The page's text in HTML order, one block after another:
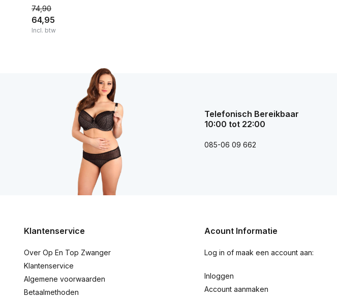
74,90
64,95
Incl. btw
Telefonisch Bereikbaar
10:00 tot 22:00
085-06 09 662
Klantenservice
Over Op En Top Zwanger
Klantenservice
Algemene voorwaarden
Betaalmethoden
Acount Informatie
Log in of maak een account aan:
Inloggen
Account aanmaken